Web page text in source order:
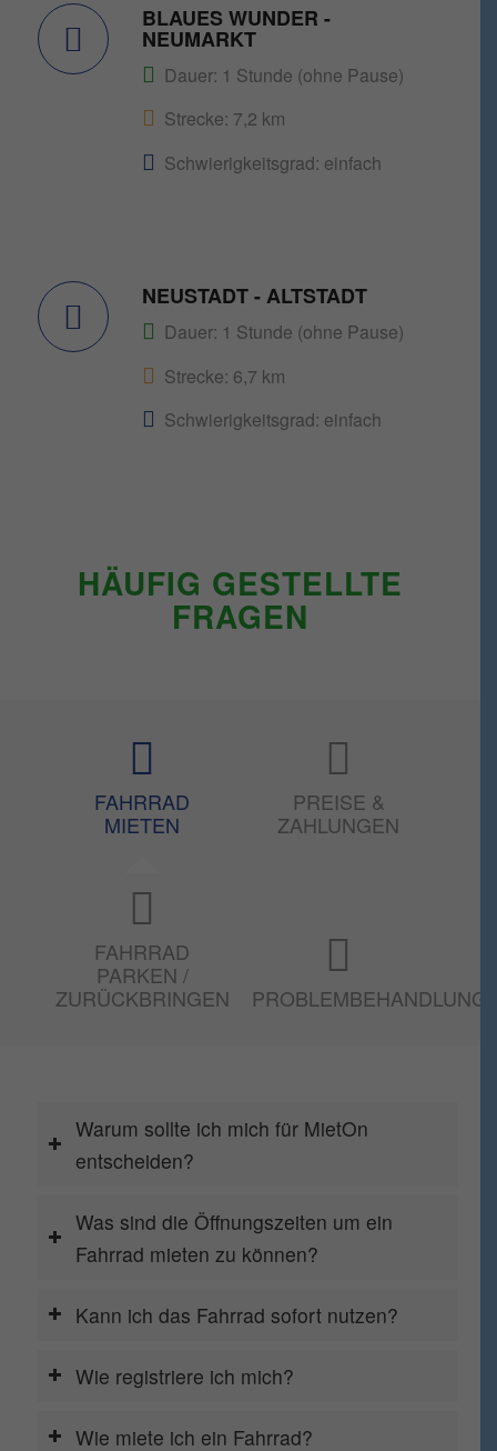
BLAUES WUNDER -
NEUMARKT
Dauer: 1 Stunde (ohne Pause)
Strecke: 7,2 km
Schwierigkeitsgrad: einfach
NEUSTADT - ALTSTADT
Dauer: 1 Stunde (ohne Pause)
Strecke: 6,7 km
Schwierigkeitsgrad: einfach
HÄUFIG GESTELLTE
FRAGEN
FAHRRAD
PREISE &
Warum sollte ich mich für MietOn
entscheiden?
Kann ich das Fahrrad sofort nutzen?
Wie registriere ich mich?